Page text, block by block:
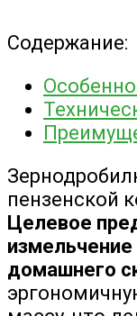
Содержание:
пензенской
Целевое
домашнего